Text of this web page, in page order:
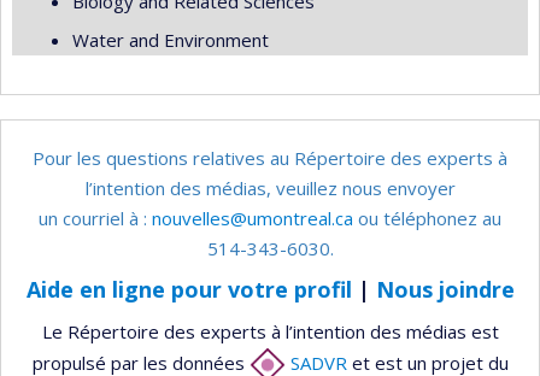
Water and Environment
Pour les questions relatives au Répertoire des experts à
l’intention des médias, veuillez nous envoyer
un courriel à : nouvelles@umontreal.ca ou téléphonez au
514-343-6030.
Aide en ligne pour votre profil | Nous joindre
Le Répertoire des experts à l’intention des médias est
propulsé par les données
SADVR et est un projet du